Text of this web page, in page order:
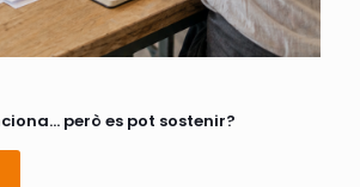
però es pot sostenir?